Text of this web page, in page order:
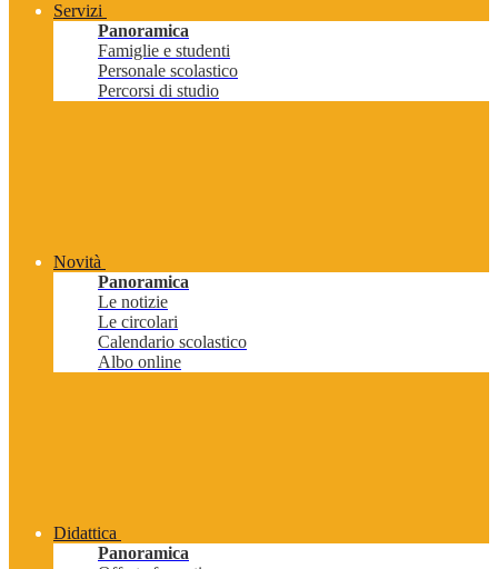
Servizi
Panoramica
Famiglie e studenti
Personale scolastico
Percorsi di studio
Novità
Panoramica
Le notizie
Le circolari
Calendario scolastico
Albo online
Didattica
Panoramica